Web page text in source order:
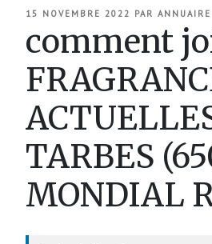
PUBLIÉ
15 NOVEMBRE 2022 PAR
comment
TARBES
MONDIAL